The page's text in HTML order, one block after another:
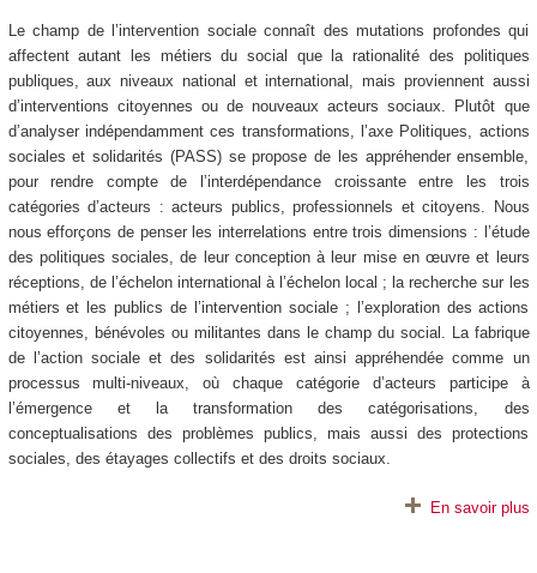
Le champ de l’intervention sociale connaît des mutations profondes qui
affectent autant les métiers du social que la rationalité des politiques
publiques, aux niveaux national et international, mais proviennent aussi
d’interventions citoyennes ou de nouveaux acteurs sociaux. Plutôt que
d’analyser indépendamment ces transformations, l’axe Politiques, actions
sociales et solidarités (PASS) se propose de les appréhender ensemble,
pour rendre compte de l’interdépendance croissante entre les trois
catégories d’acteurs : acteurs publics, professionnels et citoyens. Nous
nous efforçons de penser les interrelations entre trois dimensions : l’étude
des politiques sociales, de leur conception à leur mise en œuvre et leurs
réceptions, de l’échelon international à l’échelon local ; la recherche sur les
métiers et les publics de l’intervention sociale ; l’exploration des actions
citoyennes, bénévoles ou militantes dans le champ du social. La fabrique
de l’action sociale et des solidarités est ainsi appréhendée comme un
processus multi-niveaux, où chaque catégorie d’acteurs participe à
l’émergence et la transformation des catégorisations, des
conceptualisations des problèmes publics, mais aussi des protections
sociales, des étayages collectifs et des droits sociaux.
En savoir plus